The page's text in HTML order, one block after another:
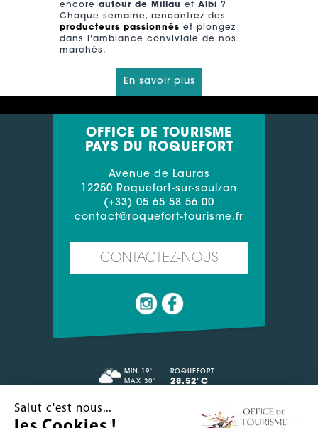
encore autour de Millau et Albi ?
Chaque semaine, rencontrez des
producteurs passionnés et plongez
dans l'ambiance conviviale de nos
marchés.
En savoir plus
OFFICE DE TOURISME
PAYS DU ROQUEFORT
Avenue de Lauras
12250 Roquefort-sur-soulzon
(+33) 05 65 58 56 00
contact@roquefort-tourisme.fr
CONTACTEZ-NOUS
ROQUEFORT
28.52°C
MIN 19°
MAX 30°
CONTACT ESPACE PRO
Salut c'est nous...